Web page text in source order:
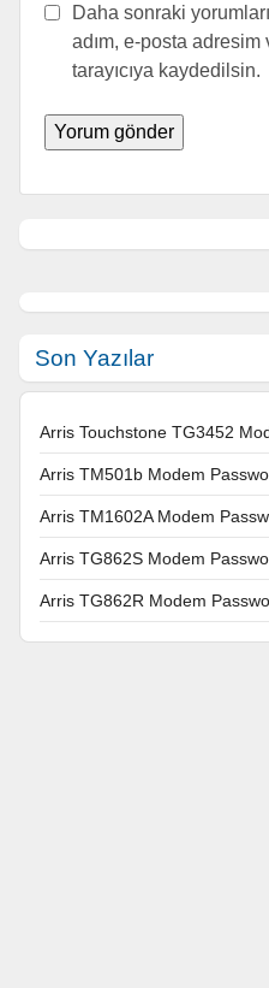
Daha sonraki
adım, e-posta
tarayıcıya kaydedilsin.
Son Yazılar
Arris Touchstone TG3452
Arris TM501b Modem
Arris TM1602A Modem
Arris TG862S Modem
Arris TG862R Modem